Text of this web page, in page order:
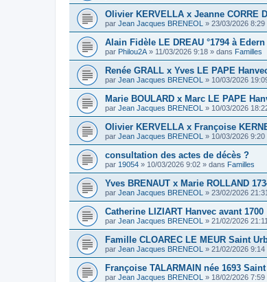
Olivier KERVELLA x Jeanne CORRE
par Jean Jacques BRENEOL » 23/03/2026 8:29
Alain Fidèle LE DREAU °1794 à
par Philou2A » 11/03/2026 9:18 » dans Familles
Renée GRALL x Yves LE PAPE
par Jean Jacques BRENEOL » 10/03/2026
Marie BOULARD x Marc LE PAPE
par Jean Jacques BRENEOL » 10/03/2026
Olivier KERVELLA x Françoise
par Jean Jacques BRENEOL » 10/03/2026 9:20
consultation des actes de décès ?
par 19054 » 10/03/2026 9:02 » dans Familles
Yves BRENAUT x Marie ROLLAND
par Jean Jacques BRENEOL » 23/02/2026 21:31
Catherine LIZIART Hanvec avant 1700
par Jean Jacques BRENEOL » 21/02/2026 21:11
Famille CLOAREC LE MEUR Saint
par Jean Jacques BRENEOL » 21/02/2026 9:14
Françoise TALARMAIN née 1693
par Jean Jacques BRENEOL » 18/02/2026 7:59